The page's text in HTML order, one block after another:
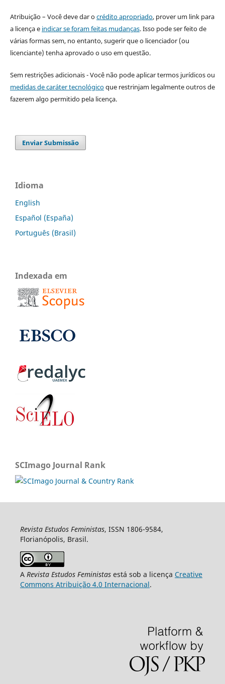
Atribuição – Você deve dar ocrédito apropriado, prover um link para
a licença e indicar se foram feitas mudanças. Isso pode ser feito de
várias formas sem, no entanto, sugerir que o licenciador (ou
licenciante) tenha aprovado o uso em questão.
Sem restrições adicionais - Você não pode aplicar termos jurídicos ou
medidas de caráter tecnológicoque restrinjam legalmente outros de
fazerem algo permitido pela licença.
Enviar Submissão
Idioma
English
Español (España)
Português (Brasil)
Indexada em
SCImago Journal Rank
Revista Estudos Feministas, ISSN 1806-9584,
Florianópolis, Brasil.
A Revista Estudos Feministasestá sob a licença Creative
Commons Atribuição 4.0 Internacional.